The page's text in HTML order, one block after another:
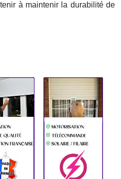
à maintenir la durabilité de